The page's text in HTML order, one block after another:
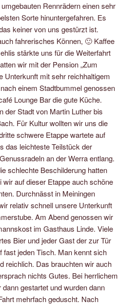
Rennrädern einen sehr
Sorte hinuntergefahren. Es
keiner von uns gestürzt ist.
fahrerisches Können, 🙂 Kaffee
stärkte uns für die Weiterfahrt
wir mit der Pension „Zum
Unterkunft mit sehr reichhaltigem
einem Stadtbummel genossen
Lounge Bar die gute Küche.
der Stadt von Martin Luther bis
Für Kultur wollten wir uns die
schwere Etappe wartete auf
das leichteste Teilstück der
an der Werra entlang.
schlechte Beschilderung hatten
wir auf dieser Etappe auch schöne
Durchnässt in Meiningen
relativ schnell unsere Unterkunft
Am Abend genossen wir
im Gasthaus Linde. Viele
Bier und jeder Gast der zur Tür
fast jeden Tisch. Man kennt sich
reichlich. Das brauchten wir auch
nichts Gutes. Bei herrlichem
gestartet und wurden dann
mehrfach geduscht. Nach